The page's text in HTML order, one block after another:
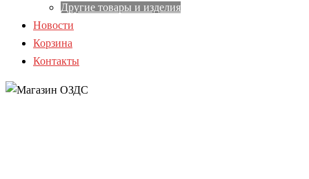
Другие товары и изделия
Новости
Корзина
Контакты